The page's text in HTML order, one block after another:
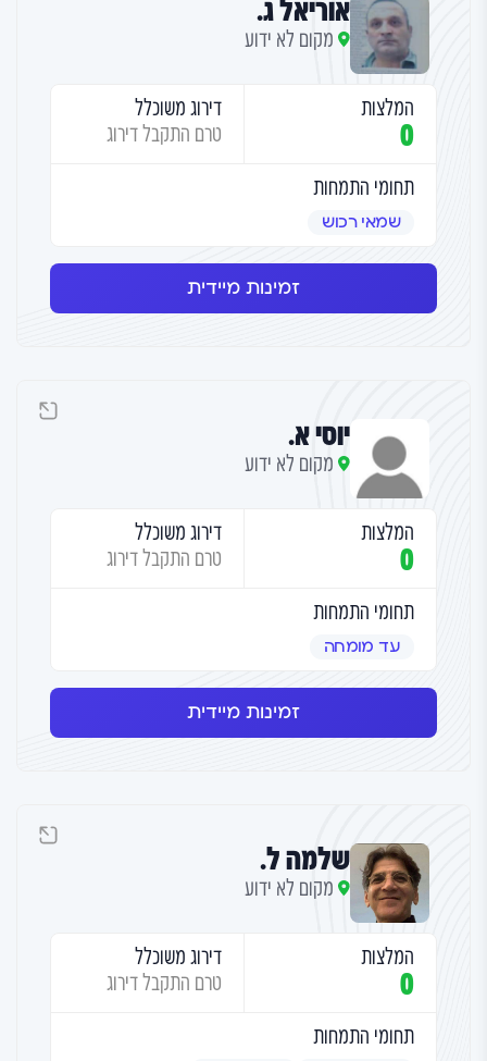
אוריאל ג.
מקום לא ידוע
המלצות
0
דירוג משוכלל
טרם התקבל דירוג
תחומי התמחות
שמאי רכוש
זמינות מיידית
יוסי א.
מקום לא ידוע
המלצות
0
דירוג משוכלל
טרם התקבל דירוג
תחומי התמחות
עד מומחה
זמינות מיידית
שלמה ל.
מקום לא ידוע
המלצות
0
דירוג משוכלל
טרם התקבל דירוג
תחומי התמחות